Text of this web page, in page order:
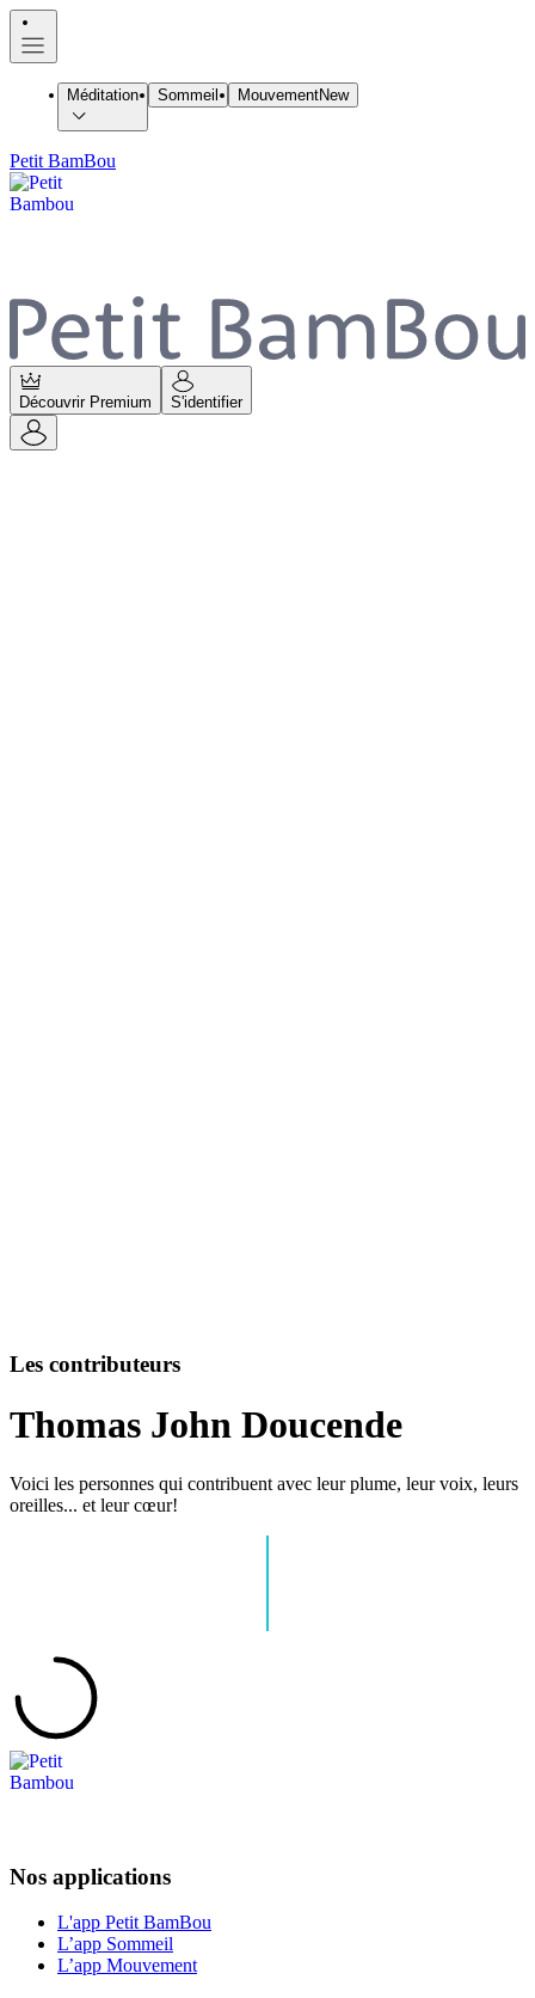
Méditation Sommeil MouvementNew
Petit BamBou
Découvrir Premium S'identifier
Les contributeurs
Thomas John Doucende
Voici les personnes qui contribuent avec leur plume, leur voix, leurs
oreilles... et leur cœur!
Nos applications
L'app Petit BamBou
L’app Sommeil
L’app Mouvement